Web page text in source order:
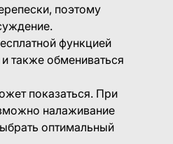
поэтому
функцией
также обмениваться
показаться. При
налаживание
оптимальный